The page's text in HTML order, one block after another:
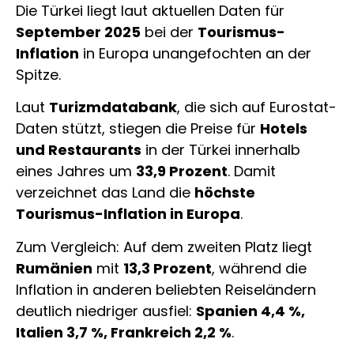
Die Türkei liegt laut aktuellen Daten für
September 2025 bei der Tourismus-
Inflation in Europa unangefochten an der
Spitze.
Laut Turizmdatabank, die sich auf Eurostat-
Daten stützt, stiegen die Preise für Hotels
und Restaurants in der Türkei innerhalb
eines Jahres um 33,9 Prozent. Damit
verzeichnet das Land die höchste
Tourismus-Inflation in Europa.
Zum Vergleich: Auf dem zweiten Platz liegt
Rumänien mit 13,3 Prozent, während die
Inflation in anderen beliebten Reiseländern
deutlich niedriger ausfiel: Spanien 4,4 %,
Italien 3,7 %, Frankreich 2,2 %.